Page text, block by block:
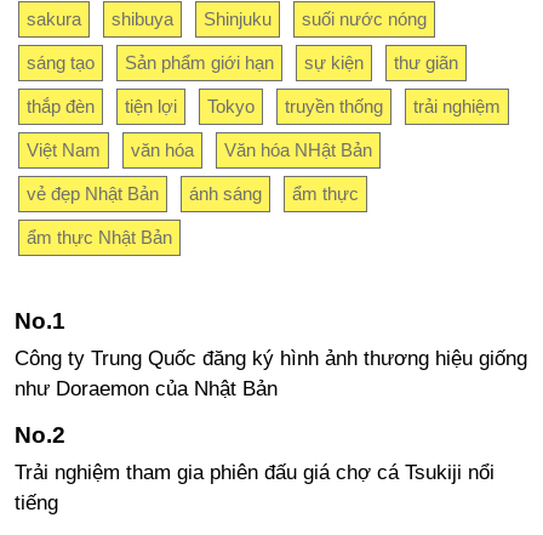
sakura shibuya Shinjuku suối nước nóng
sáng tạo Sản phẩm giới hạn sự kiện thư giãn
thắp đèn tiện lợi Tokyo truyền thống trải nghiệm
Việt Nam văn hóa Văn hóa NHật Bản
vẻ đẹp Nhật Bản ánh sáng ẩm thực
ẩm thực Nhật Bản
Công ty Trung Quốc đăng ký hình ảnh thương hiệu giống
như Doraemon của Nhật Bản
Trải nghiệm tham gia phiên đấu giá chợ cá Tsukiji nổi
tiếng